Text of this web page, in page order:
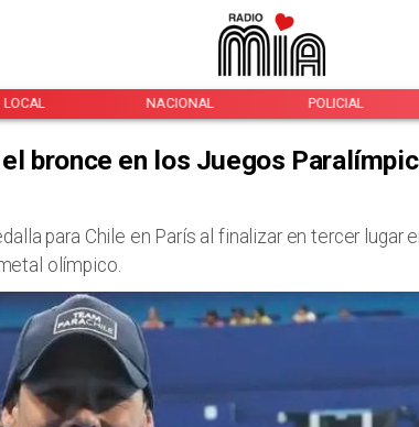
LOCAL NACIONAL POLICIAL
bronce en los Juegos
para Chile en París al finalizar en tercer lugar
olímpico.